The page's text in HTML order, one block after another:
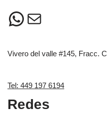
Vivero del valle #145, Fracc.
Tel: 449 197 6194
Redes